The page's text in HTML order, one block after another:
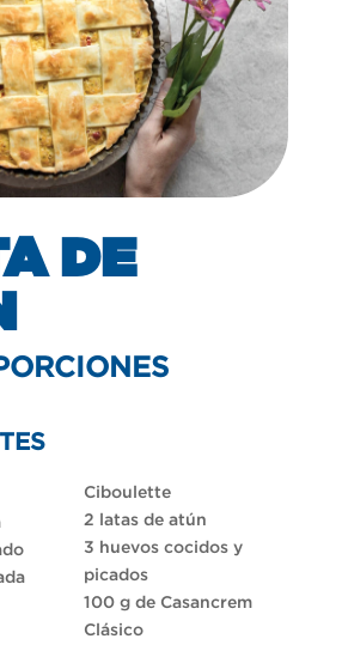
DE
Ciboulette
2 latas de atún
3 huevos cocidos y
picados
100 g de Casancrem
Clásico